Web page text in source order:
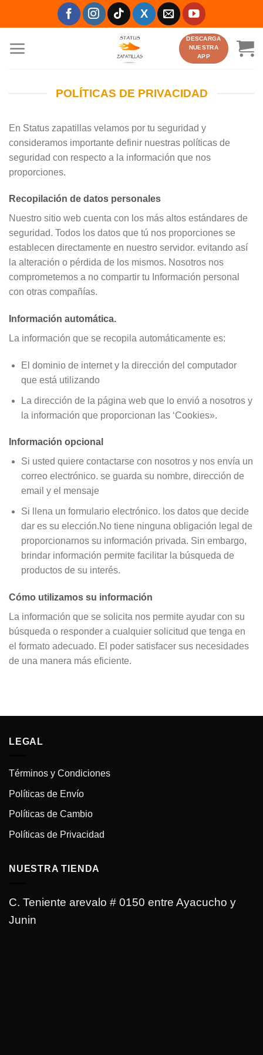
DESCARGA
NUESTRA
APP
POLÍTICAS DE PRIVACIDAD
En Status zapatillas velamos por tu seguridad y
consideramos importante definir nuestras políticas de
seguridad con respecto a la información que nos
proporciones.
Recopilación de datos personales
Nuestro sitio web cuenta con los más altos estándares de
seguridad. Todos los datos que tú nos proporciones se
establecen directamente en nuestro servidor. evitando así
la alteración o pérdida de los mismos. Nosotros nos
comprometemos a no compartir tu Información personal
con otras compañías.
Información automática.
La información que se recopila automáticamente es:
El dominio de internet y la dirección del computador
que está utilizando
La dirección de la página web que lo envió a nosotros y
la información que proporcionan las ‘Cookies».
Información opcional
Si usted quiere contactarse con nosotros y nos envía un
correo electrónico. se guarda su nombre, dirección de
email y el mensaje
Si llena un formulario electrónico. los datos que decide
dar es su elección.No tiene ninguna obligación legal de
proporcionarnos su información privada. Sin embargo,
brindar información permite facilitar la búsqueda de
productos de su interés.
Cómo utilizamos su información
La información que se solicita nos permite ayudar con su
búsqueda o responder a cualquier solicitud que tenga en
el formato adecuado. El poder satisfacer sus necesidades
de una manera más eficiente.
LEGAL
Términos y Condiciones
Políticas de Envío
Políticas de Cambio
Políticas de Privacidad
NUESTRA TIENDA
C. Teniente arevalo # 0150 entre Ayacucho y
Junin